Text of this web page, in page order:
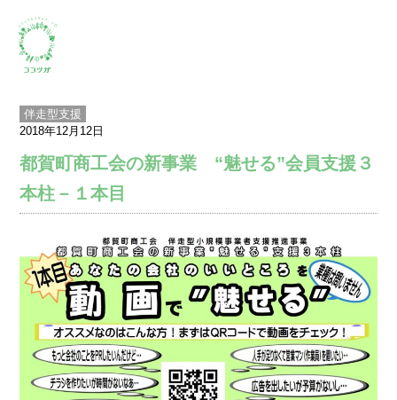
伴走型支援
2018年12月12日
都賀町商工会の新事業 “魅せる”会員支援３
本柱－１本目